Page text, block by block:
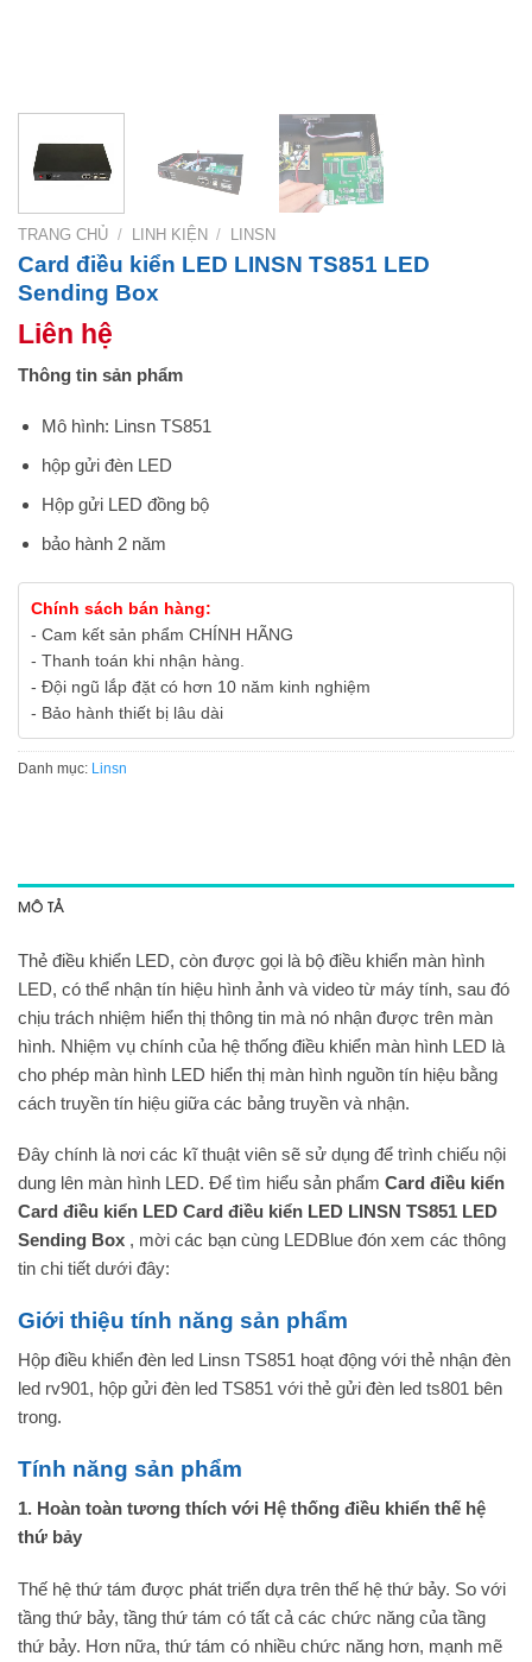
TRANG CHỦ / LINH KIỆN / LINSN
Card điều kiển LED LINSN TS851 LED
Sending Box
Liên hệ
Thông tin sản phẩm
Mô hình: Linsn TS851
hộp gửi đèn LED
Hộp gửi LED đồng bộ
bảo hành 2 năm
Chính sách bán hàng:
- Cam kết sản phẩm CHÍNH HÃNG
- Thanh toán khi nhận hàng.
- Đội ngũ lắp đặt có hơn 10 năm kinh nghiệm
- Bảo hành thiết bị lâu dài
Danh mục: Linsn
MÔ TẢ
Thẻ điều khiển LED, còn được gọi là bộ điều khiển màn hình
LED, có thể nhận tín hiệu hình ảnh và video từ máy tính, sau đó
chịu trách nhiệm hiển thị thông tin mà nó nhận được trên màn
hình. Nhiệm vụ chính của hệ thống điều khiển màn hình LED là
cho phép màn hình LED hiển thị màn hình nguồn tín hiệu bằng
cách truyền tín hiệu giữa các bảng truyền và nhận.
Đây chính là nơi các kĩ thuật viên sẽ sử dụng để trình chiếu nội
dung lên màn hình LED. Để tìm hiểu sản phẩm Card điều kiển
Card điều kiển LED Card điều kiển LED LINSN TS851 LED
Sending Box , mời các bạn cùng LEDBlue đón xem các thông
tin chi tiết dưới đây:
Giới thiệu tính năng sản phẩm
Hộp điều khiển đèn led Linsn TS851 hoạt động với thẻ nhận đèn
led rv901, hộp gửi đèn led TS851 với thẻ gửi đèn led ts801 bên
trong.
Tính năng sản phẩm
1. Hoàn toàn tương thích với Hệ thống điều khiển thế hệ
thứ bảy
Thế hệ thứ tám được phát triển dựa trên thế hệ thứ bảy. So với
tầng thứ bảy, tầng thứ tám có tất cả các chức năng của tầng
thứ bảy. Hơn nữa, thứ tám có nhiều chức năng hơn, mạnh mẽ